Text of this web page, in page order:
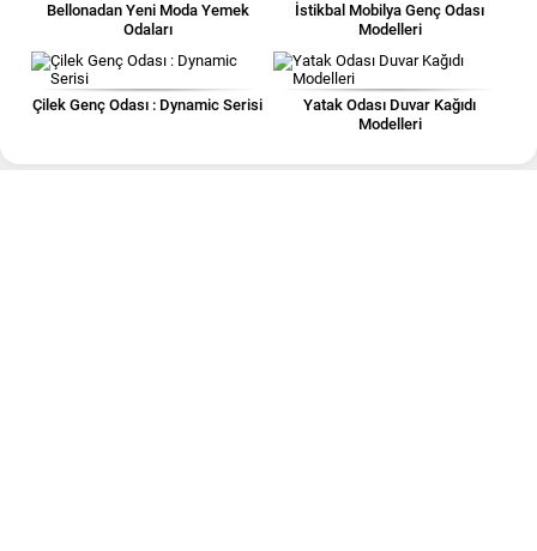
Bellonadan Yeni Moda Yemek
Odaları
İstikbal Mobilya Genç Odası
Modelleri
Çilek Genç Odası : Dynamic Serisi
Yatak Odası Duvar Kağıdı
Modelleri